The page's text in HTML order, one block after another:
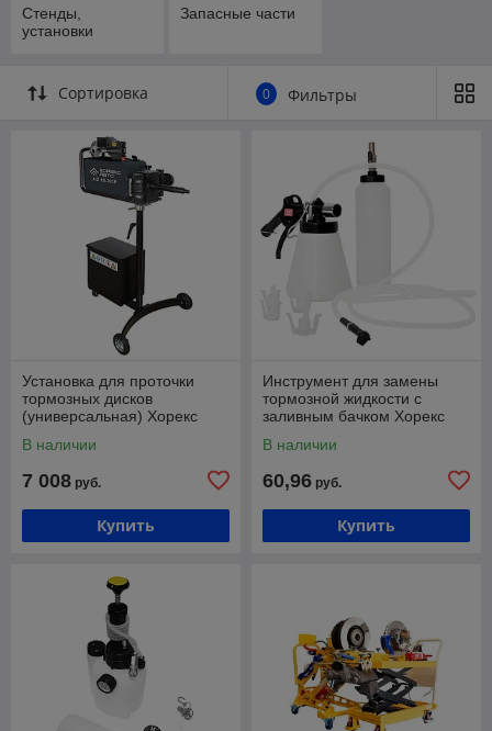
Стенды,
установки
Запасные части
Сортировка 0 Фильтры
Установка для проточки
тормозных дисков
(универсальная) Хорекс
В наличии
7 008 руб.
Купить
Инструмент для замены
тормозной жидкости с
заливным бачком Хорекс
В наличии
60,96 руб.
Купить